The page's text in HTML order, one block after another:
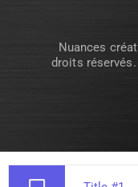
Nuances
droits réservés.